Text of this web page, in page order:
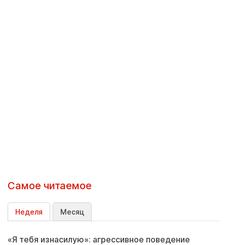
Самое читаемое
Неделя Месяц
«Я тебя изнасилую»: агрессивное поведение